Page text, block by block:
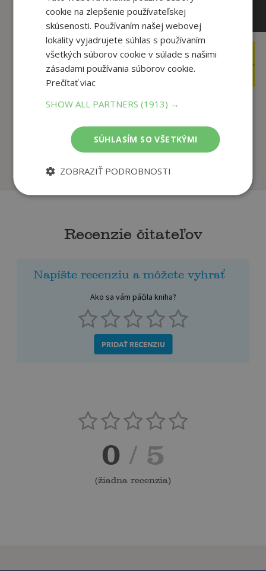
5,44€
5,17
(č.3) - 3. vydání
Jim Davis
Na sklade
Jim Davis
Recenzie čitateľov
Napíšte recenziu a môžete vyhrať
Ako sa vám páčila kniha?
PRIDAŤ RECENZIU
0 / 5
(žiadna recenzia)
cookie na zlepšenie používateľskej
skúsenosti. Používaním našej webovej
lokality vyjadrujete súhlas s používaním
všetkých súborov cookie v súlade s našimi
zásadami používania súborov cookie.
Prečítať viac
SHOW ALL PARTNERS(1913) →
SÚHLASÍM SO VŠETKÝMI
ZOBRAZIŤ PODROBNOSTI